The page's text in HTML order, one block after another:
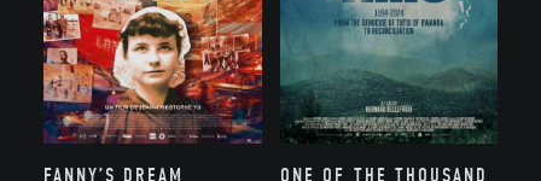
FANNY’S DREAM
ONE OF THE THOUSAND